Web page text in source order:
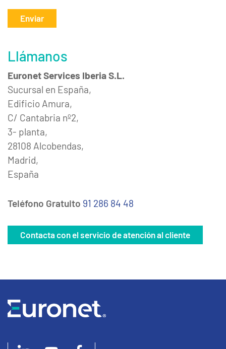
Enviar
Llámanos
Euronet Services Iberia S.L.
Sucursal en España,
Edificio Amura,
C/ Cantabria nº2,
3- planta,
28108 Alcobendas,
Madrid,
España
Teléfono Gratuito 91 286 84 48
Contacta con el servicio de atención al cliente